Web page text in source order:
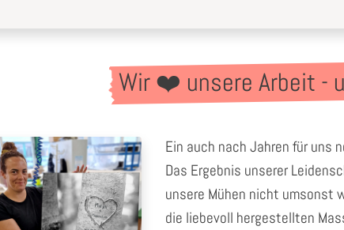
Wir ❤️ unsere Arbeit -
Ein auch nach Jahren für uns
Das Ergebnis unserer
unsere Mühen nicht umsonst
die liebevoll hergestellten